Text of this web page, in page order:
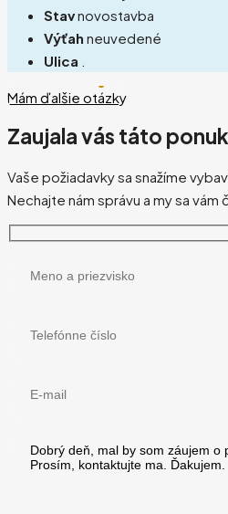
Stavnovostavba
Výťah neuvedené
Ulica
Mám ďalšie otázky
Zaujala vás táto
Vaše požiadavky sa snažíme
Nechajte nám správu a my sa vám